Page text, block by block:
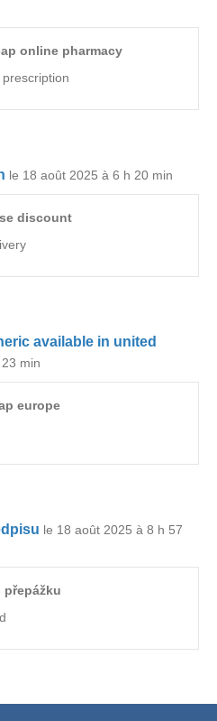
online pharmacy
le 18 août 2025 à 6 h 20 min
discount
available in united
min
europe
le 18 août 2025 à 8 h 57
přepážku